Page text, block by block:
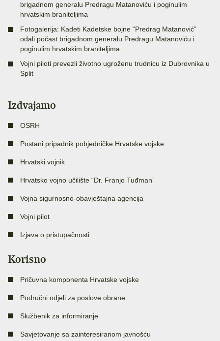
brigadnom generalu Predragu Matanoviću i poginulim
hrvatskim braniteljima
Fotogalerija: Kadeti Kadetske bojne “Predrag Matanović”
odali počast brigadnom generalu Predragu Matanoviću i
poginulim hrvatskim braniteljima
Vojni piloti prevezli životno ugroženu trudnicu iz Dubrovnika u
Split
Izdvajamo
OSRH
Postani pripadnik pobjedničke Hrvatske vojske
Hrvatski vojnik
Hrvatsko vojno učilište “Dr. Franjo Tuđman”
Vojna sigurnosno-obavještajna agencija
Vojni pilot
Izjava o pristupačnosti
Korisno
Pričuvna komponenta Hrvatske vojske
Područni odjeli za poslove obrane
Službenik za informiranje
Savjetovanje sa zainteresiranom javnošću